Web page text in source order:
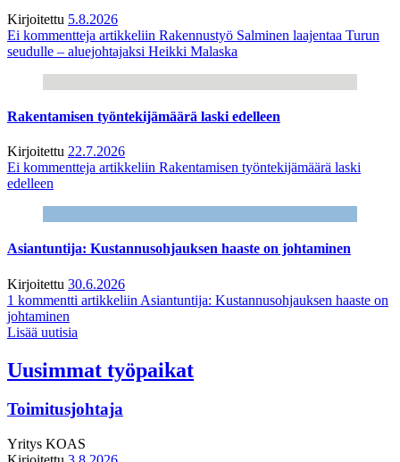
Kirjoitettu 5.8.2026
Ei kommentteja artikkeliin Rakennustyö Salminen laajentaa Turun
seudulle – aluejohtajaksi Heikki Malaska
Rakentamisen työntekijämäärä laski edelleen
Kirjoitettu 22.7.2026
Ei kommentteja artikkeliin Rakentamisen työntekijämäärä laski
edelleen
Asiantuntija: Kustannusohjauksen haaste on johtaminen
Kirjoitettu 30.6.2026
1 kommentti artikkeliin Asiantuntija: Kustannusohjauksen haaste on
johtaminen
Lisää uutisia
Uusimmat työpaikat
Toimitusjohtaja
Yritys KOAS